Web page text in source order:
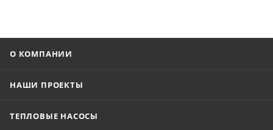
О КОМПАНИИ
НАШИ ПРОЕКТЫ
ТЕПЛОВЫЕ НАСОСЫ